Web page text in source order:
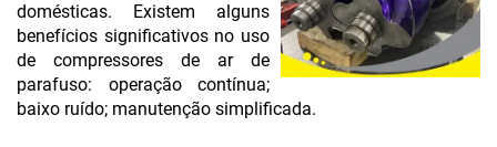
domésticas. Existem alguns
benefícios significativos no uso
de compressores de ar de
parafuso: operação contínua;
baixo ruído; manutenção simplificada.